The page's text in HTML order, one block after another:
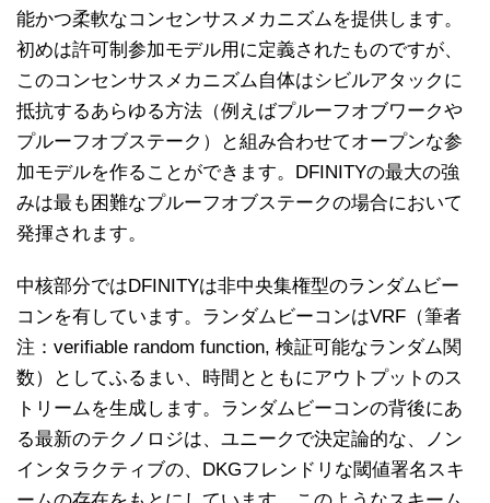
能かつ柔軟なコンセンサスメカニズムを提供します。
初めは許可制参加モデル用に定義されたものですが、
このコンセンサスメカニズム自体はシビルアタックに
抵抗するあらゆる方法（例えばプルーフオブワークや
プルーフオブステーク）と組み合わせてオープンな参
加モデルを作ることができます。DFINITYの最大の強
みは最も困難なプルーフオブステークの場合において
発揮されます。
中核部分ではDFINITYは非中央集権型のランダムビー
コンを有しています。ランダムビーコンはVRF（筆者
注：verifiable random function, 検証可能なランダム関
数）としてふるまい、時間とともにアウトプットのス
トリームを生成します。ランダムビーコンの背後にあ
る最新のテクノロジは、ユニークで決定論的な、ノン
インタラクティブの、DKGフレンドリな閾値署名スキ